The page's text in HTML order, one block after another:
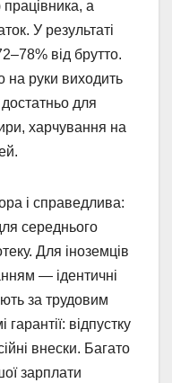
а
У результаті
від брутто.
на руки виходить
для
харчування на
і справедлива:
середнього
Для іноземців
— ідентичні
за трудовим
відпустку
внески. Багато
зарплати